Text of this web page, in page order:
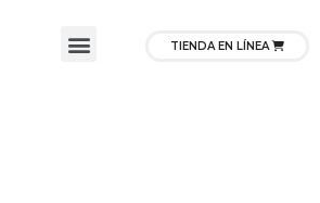
TIENDA EN LÍNEA